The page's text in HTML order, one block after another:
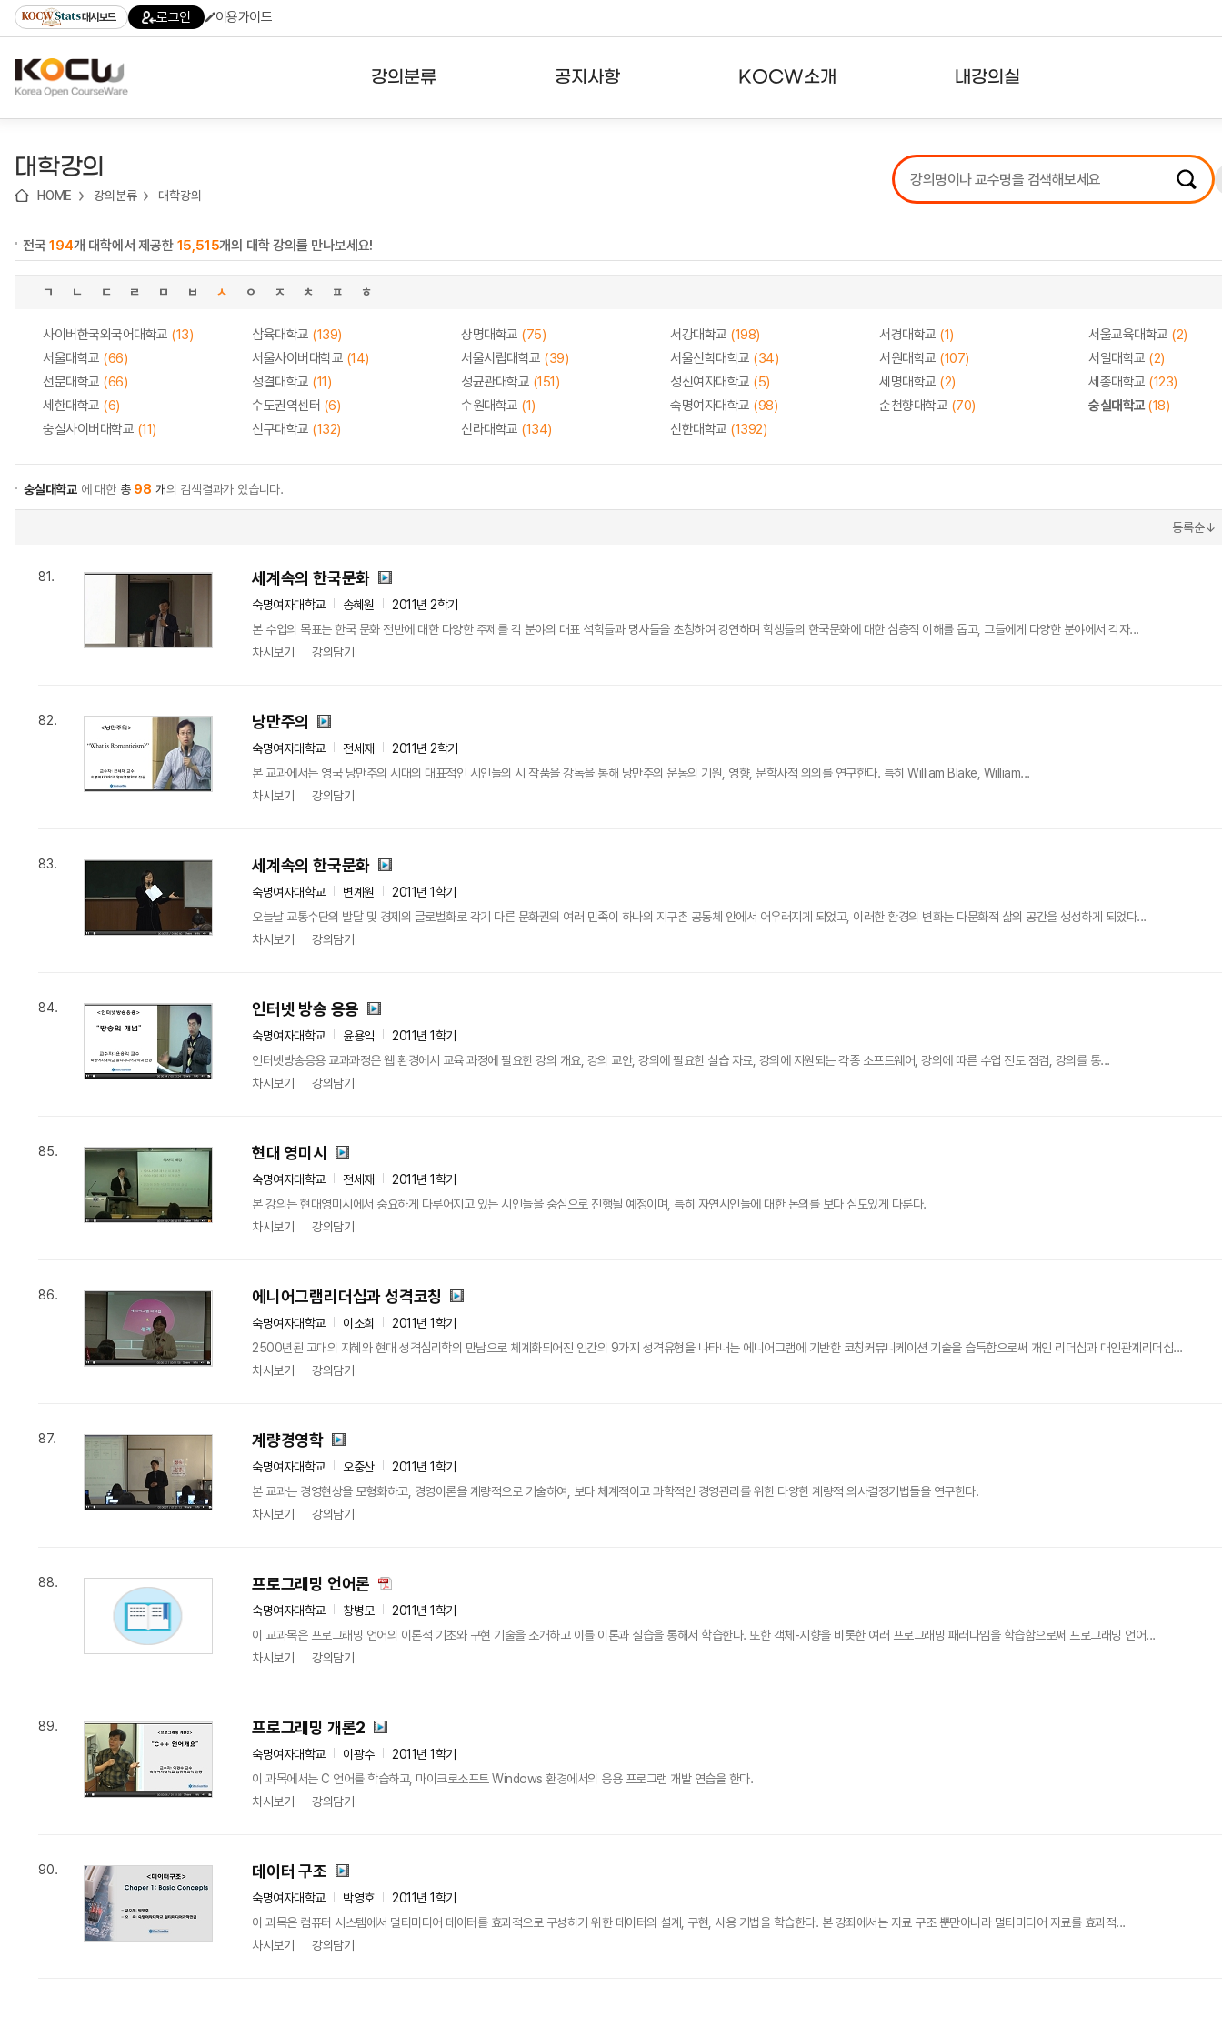
기
기
기
content)
가
대시보드 로그인 이용가이드
강의분류 공지사항 KOCW소개 내강의실
강의리스트
수강확인증강의
대학강의
HOME 강의분류 대학강의
전국194개 대학에서 제공한 15,515개의 대학 강의를 만나보세요!
ㄱ ㄴ ㄷ ㄹ ㅁ ㅂ ㅅ ㅇ ㅈ ㅊ ㅍ ㅎ
사이버한국외국어대학교 (13) 삼육대학교 (139) 상명대학교 (75) 서강대학교 (198) 서경대학교 (1) 서울교육대학교 (2)
서울대학교 (66) 서울사이버대학교 (14) 서울시립대학교 (39) 서울신학대학교 (34) 서원대학교 (107) 서일대학교 (2)
선문대학교 (66) 성결대학교 (11) 성균관대학교 (151) 성신여자대학교 (5) 세명대학교 (2) 세종대학교 (123)
세한대학교 (6) 수도권역센터 (6) 수원대학교 (1) 숙명여자대학교 (98) 순천향대학교 (70) 숭실대학교(18)
숭실사이버대학교 (11) 신구대학교 (132) 신라대학교 (134) 신한대학교 (1392)
숭실대학교 에 대한 총 98 개의 검색결과가 있습니다.
등록순↓
81. 세계속의 한국문화
숙명여자대학교 송혜원
2011년 2학기
본 수업의 목표는 한국 문화 전반에 대한 다양한 주제를 각 분야의 대표 석학들과 명사들을 초청하여 강연하며 학생들의 한국문화에 대한 심층적 이해를 돕고, 그들에게 다양한 분야에서 각자...
차시보기
강의담기
82. 낭만주의
숙명여자대학교 전세재
2011년 2학기
본 교과에서는 영국 낭만주의 시대의 대표적인 시인들의 시 작품을 강독을 통해 낭만주의 운동의 기원, 영향, 문학사적 의의를 연구한다. 특히 William Blake, William...
차시보기
강의담기
83. 세계속의 한국문화
숙명여자대학교 변계원
2011년 1학기
오늘날 교통수단의 발달 및 경제의 글로벌화로 각기 다른 문화권의 여러 민족이 하나의 지구촌 공동체 안에서 어우러지게 되었고, 이러한 환경의 변화는 다문화적 삶의 공간을 생성하게 되었다...
차시보기
강의담기
84. 인터넷 방송 응용
숙명여자대학교 윤용익
2011년 1학기
인터넷방송응용 교과과정은 웹 환경에서 교육 과정에 필요한 강의 개요, 강의 교안, 강의에 필요한 실습 자료, 강의에 지원되는 각종 소프트웨어, 강의에 따른 수업 진도 점검, 강의를 통...
차시보기
강의담기
85. 현대 영미시
숙명여자대학교 전세재
2011년 1학기
본 강의는 현대영미시에서 중요하게 다루어지고 있는 시인들을 중심으로 진행될 예정이며, 특히 자연시인들에 대한 논의를 보다 심도있게 다룬다.
차시보기
강의담기
86. 에니어그램리더십과 성격코칭
숙명여자대학교 이소희
2011년 1학기
2500년된 고대의 지혜와 현대 성격심리학의 만남으로 체계화되어진 인간의 9가지 성격유형을 나타내는 에니어그램에 기반한 코칭커뮤니케이션 기술을 습득함으로써 개인 리더십과 대인관계리더십...
차시보기
강의담기
87. 계량경영학
숙명여자대학교 오중산
2011년 1학기
본 교과는 경영현상을 모형화하고, 경영이론을 계량적으로 기술하여, 보다 체계적이고 과학적인 경영관리를 위한 다양한 계량적 의사결정기법들을 연구한다.
차시보기
강의담기
88. 프로그래밍 언어론
숙명여자대학교 창병모
2011년 1학기
이 교과목은 프로그래밍 언어의 이론적 기초와 구현 기술을 소개하고 이를 이론과 실습을 통해서 학습한다. 또한 객체-지향을 비롯한 여러 프로그래밍 패러다임을 학습함으로써 프로그래밍 언어...
차시보기
강의담기
89. 프로그래밍 개론2
숙명여자대학교 이광수
2011년 1학기
이 과목에서는 C 언어를 학습하고, 마이크로소프트 Windows 환경에서의 응용 프로그램 개발 연습을 한다.
차시보기
강의담기
90. 데이터 구조
숙명여자대학교 박영호
2011년 1학기
이 과목은 컴퓨터 시스템에서 멀티미디어 데이터를 효과적으로 구성하기 위한 데이터의 설계, 구현, 사용 기법을 학습한다. 본 강좌에서는 자료 구조 뿐만아니라 멀티미디어 자료를 효과적...
차시보기
강의담기